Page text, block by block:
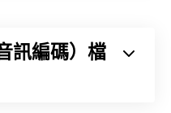
」。
訊編碼）檔